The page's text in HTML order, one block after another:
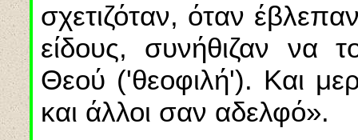
σχετιζόταν, όταν
είδους, συνήθιζαν να
Θεού ('θεοφιλή'). Και
και άλλοι σαν αδελφό».